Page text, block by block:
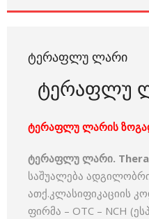
ᲢᲔᲠᲐᲤᲚᲣ ᲚᲐᲠᲘ
ტერაფლუ
ტერაფლუ ლარის
ტერაფლუ ლარი.
საშუალება
ათქ.კლასიფიკაციის
ფირმა – OTC – NCH